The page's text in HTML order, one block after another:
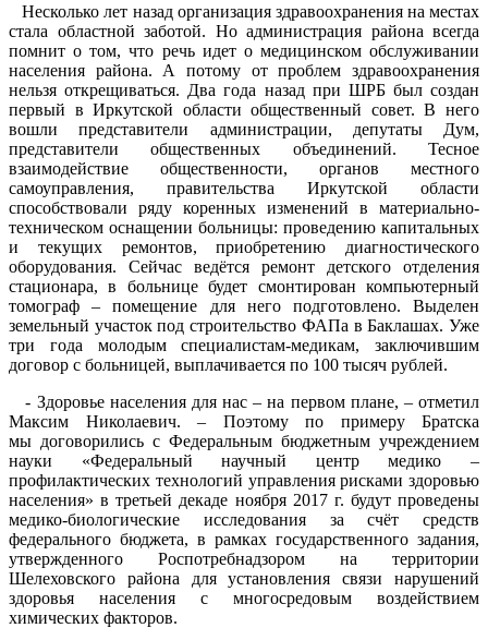
Несколько лет назад организация здравоохранения на местах
стала областной заботой. Но администрация района всегда
помнит о том, что речь идет о медицинском обслуживании
населения района. А потому от проблем здравоохранения
нельзя открещиваться. Два года назад при ШРБ был создан
первый в Иркутской области общественный совет. В него
вошли представители администрации, депутаты Дум,
представители общественных объединений. Тесное
взаимодействие общественности, органов местного
самоуправления, правительства Иркутской области
способствовали ряду коренных изменений в материально-
техническом оснащении больницы: проведению капитальных
и текущих ремонтов, приобретению диагностического
оборудования. Сейчас ведётся ремонт детского отделения
стационара, в больнице будет смонтирован компьютерный
томограф – помещение для него подготовлено. Выделен
земельный участок под строительство ФАПа в Баклашах. Уже
три года молодым специалистам-медикам, заключившим
договор с больницей, выплачивается по 100 тысяч рублей.
- Здоровье населения для нас – на первом плане, – отметил
Максим Николаевич. – Поэтому по примеру Братска
мы договорились с Федеральным бюджетным учреждением
науки «Федеральный научный центр медико –
профилактических технологий управления рисками здоровью
населения» в третьей декаде ноября 2017 г. будут проведены
медико-биологические исследования за счёт средств
федерального бюджета, в рамках государственного задания,
утвержденного Роспотребнадзором на территории
Шелеховского района для установления связи нарушений
здоровья населения с многосредовым воздействием
химических факторов.